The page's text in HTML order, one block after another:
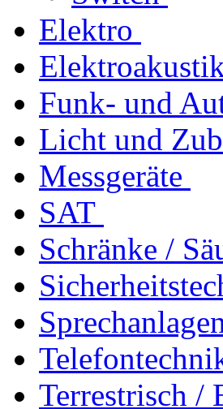
Elektro
Funk- und
Licht und
Messgeräte
SAT
Schränke /
Terrestrisch /